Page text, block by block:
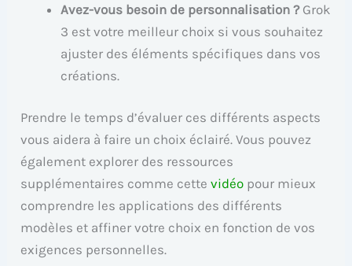
Avez-vous besoin de personnalisation ?Grok
3 est votre meilleur choix si vous souhaitez
ajuster des éléments spécifiques dans vos
créations.
Prendre le temps d’évaluer ces différents aspects
vous aidera à faire un choix éclairé. Vous pouvez
également explorer des ressources
supplémentaires comme cettevidéo pour mieux
comprendre les applications des différents
modèles et affiner votre choix en fonction de vos
exigences personnelles.